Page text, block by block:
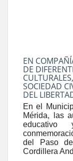
EN
DE
SOCIEDAD
DEL
En el
Mérida, las
educativo
del Paso
Cordillera